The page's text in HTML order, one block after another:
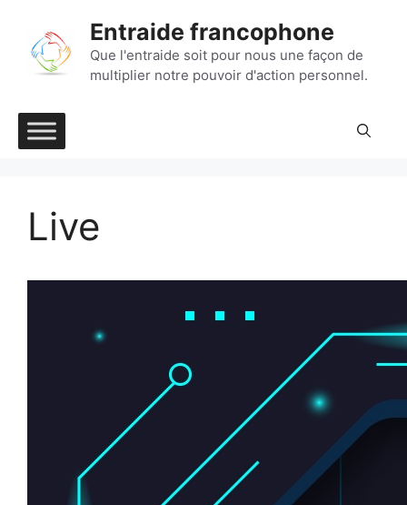
contenu
Entraide francophone
Que l'entraide soit pour nous une façon de
multiplier notre pouvoir d'action personnel.
Live